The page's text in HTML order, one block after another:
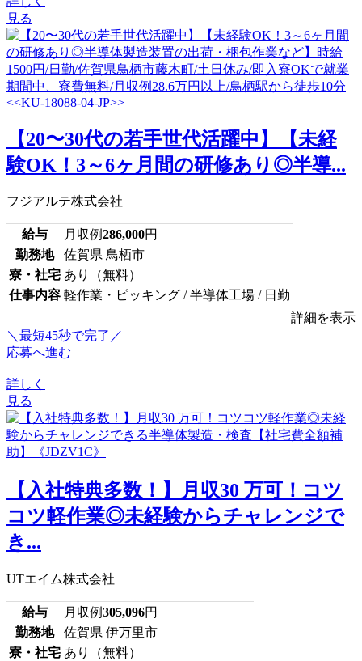
見る
【20〜30代の若手世代活躍中】【未経
験OK！3～6ヶ月間の研修あり◎半導...
フジアルテ株式会社
給与 月収例286,000円
勤務地
佐賀県 鳥栖市
寮・社宅 あり（無料）
仕事内容 軽作業・ピッキング / 半導体工場 / 日勤
詳細を表示
＼最短45秒で完了／
応募へ進む
詳しく
見る
【入社特典多数！】月収30 万可！コツ
コツ軽作業◎未経験からチャレンジで
き...
UTエイム株式会社
給与 月収例305,096円
勤務地
佐賀県 伊万里市
寮・社宅 あり（無料）